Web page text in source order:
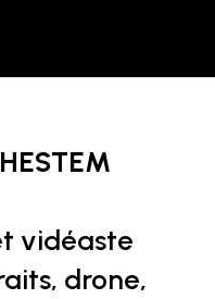
vidéaste
drone,